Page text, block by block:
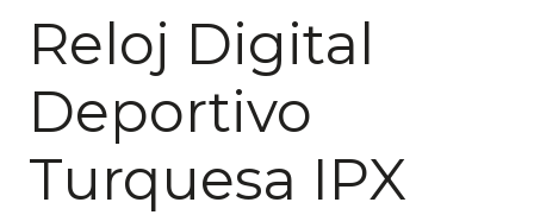
Reloj Digital
Deportivo
Turquesa IPX